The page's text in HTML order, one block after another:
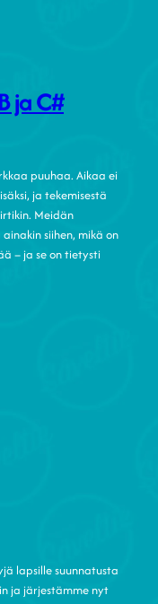
ja C#
puuhaa. Aikaa ei
ja tekemisestä
Meidän
siihen, mikä on
– ja se on tietysti
lapsille suunnatusta
ja järjestämme nyt